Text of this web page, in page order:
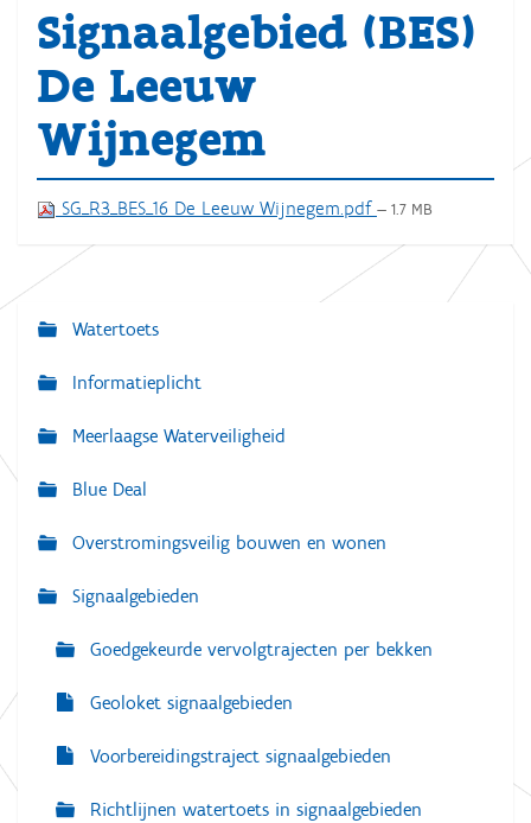
Signaalgebied (BES)
De Leeuw
Wijnegem
SG_R3_BES_16 De Leeuw Wijnegem.pdf — 1.7 MB
N
a
i
g
t
Watertoets
Informatieplicht
Meerlaagse Waterveiligheid
Blue Deal
Overstromingsveilig bouwen en wonen
Signaalgebieden
Goedgekeurde vervolgtrajecten per bekken
Geoloket signaalgebieden
Voorbereidingstraject signaalgebieden
Richtlijnen watertoets in signaalgebieden